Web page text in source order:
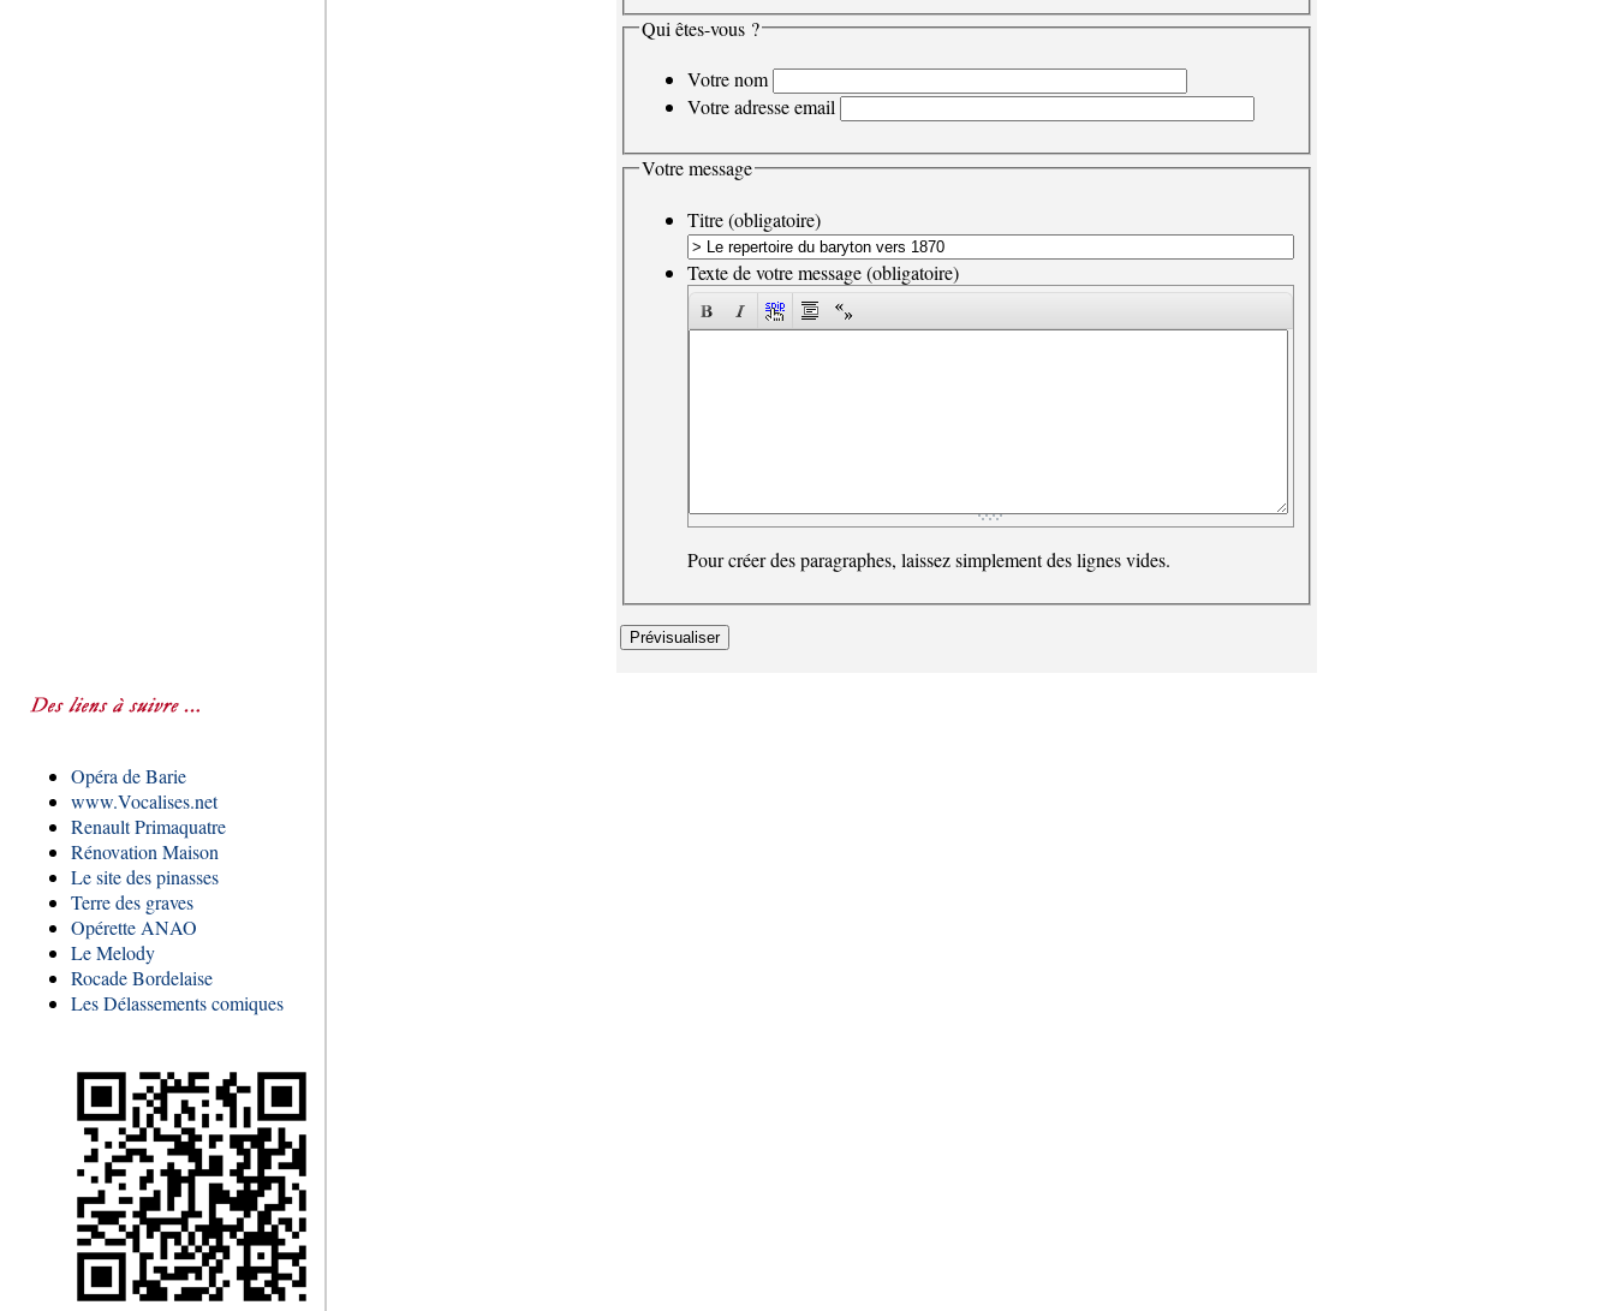
Opéra de Barie
www.Vocalises.net
Renault Primaquatre
Rénovation Maison
Le site des pinasses
Terre des graves
Opérette ANAO
Le Melody
Rocade Bordelaise
Les Délassements comiques
Qui êtes-vous ?
Votre nom
Votre adresse email
Votre message
Titre (obligatoire)
Texte de votre message (obligatoire)
Pour créer des paragraphes, laissez simplement des lignes vides.